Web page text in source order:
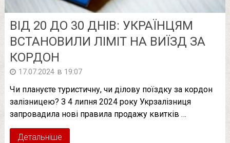
ВІД 20 ДО 30 ДНІВ: УКРАЇНЦЯМ
ВСТАНОВИЛИ ЛІМІТ НА ВИЇЗД ЗА
КОРДОН
17.07.2024 в 19:07
Чи плануєте туристичну, чи ділову поїздку за кордон
залізницею? З 4 липня 2024 року Укрзалізниця
запровадила нові правила продажу квитків …
Детальніше